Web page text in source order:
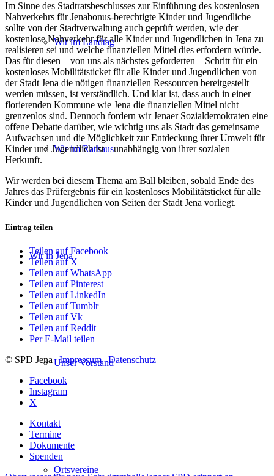
Wir im Landtag
Wir im Rathaus
Wir in Jena
Unser Vorstand
Ortsvereine
Im Sinne des Stadtratsbeschlusses zur Einführung des kostenlosen
Nahverkehrs für Jenabonus-berechtigte Kinder und Jugendliche
sollte von der Stadtverwaltung auch geprüft werden, wie der
kostenlose Nahverkehr für alle Kinder und Jugendlichen in Jena zu
realisieren sei und welche finanziellen Mittel dies erfordern würde.
Das für diesen – von uns als nächstes geforderten – Schritt für ein
kostenloses Mobilitätsticket für alle Kinder und Jugendlichen von
der Stadt Jena die nötigen finanziellen Ressourcen bereitgestellt
werden müssen, ist verständlich. Und klar ist, dass auch in einer
florierenden Kommune wie Jena die finanziellen Mittel nicht
grenzenlos sind. Dennoch fordern wir Jenaer Sozialdemokraten eine
offene Debatte darüber, wie wichtig uns als Stadt das gemeinsame
Aufwachsen und die Möglichkeit zur Entdeckung ihrer Umwelt für
Kinder und Jugendlich ist – unabhängig von ihrer sozialen
Herkunft.
Wir werden bei diesem Thema am Ball bleiben, sobald Ende des
Jahres das Prüfergebnis für ein kostenloses Mobilitätsticket für alle
Kinder und Jugendlichen von Seiten der Stadt Jena vorliegt.
Eintrag teilen
Teilen auf Facebook
Teilen auf X
Teilen auf WhatsApp
Teilen auf Pinterest
Teilen auf LinkedIn
Teilen auf Tumblr
Teilen auf Vk
Teilen auf Reddit
Per E-Mail teilen
© SPD Jena |Impressum|Datenschutz
Facebook
Instagram
X
Kontakt
Termine
Dokumente
Spenden